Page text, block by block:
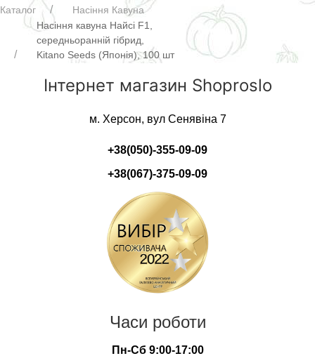
Каталог
Насіння Кавуна
Насіння кавуна Найсі F1,
середньоранній гібрид,
Kitano Seeds (Японія), 100 шт
Інтернет магазин Shoproslo
м. Херсон, вул Сенявіна 7
+38(050)-355-09-09
+38(067)-375-09-09
Часи роботи
Пн-Сб 9:00-17:00